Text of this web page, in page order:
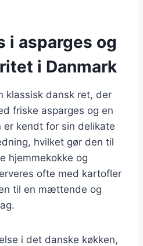
i asparges og
i Danmark
klassisk dansk ret, der
friske asparges og en
er kendt for sin delikate
hvilket gør den til
hjemmekokke og
ofte med kartofler
til en mættende og
i det danske køkken,